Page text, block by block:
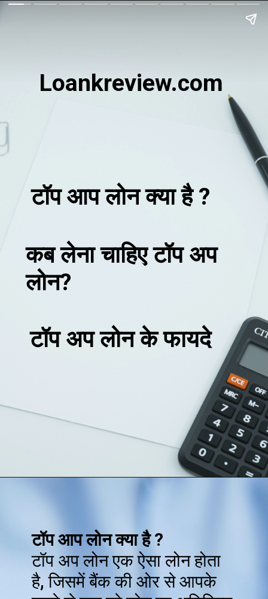
टॉप आप लोन क्या है ?
कब लेना चाहिए टॉप अप
लोन?
टॉप अप लोन के फायदे
Loankreview.com
टॉप आप लोन क्या है ?
टॉप अप लोन एक ऐसा लोन होता
है, जिसमें बैंक की ओर से आपके